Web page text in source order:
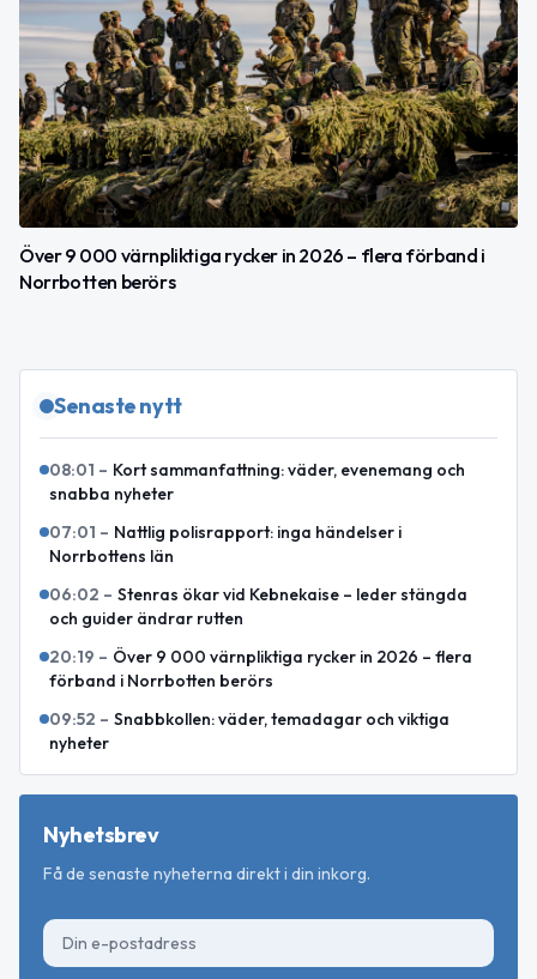
Över 9 000 värnpliktiga rycker in 2026 – flera förband i
Norrbotten berörs
Senaste nytt
08:01 – Kort sammanfattning: väder, evenemang och
snabba nyheter
07:01 – Nattlig polisrapport: inga händelser i
Norrbottens län
06:02 – Stenras ökar vid Kebnekaise – leder stängda
och guider ändrar rutten
20:19 – Över 9 000 värnpliktiga rycker in 2026 – flera
förband i Norrbotten berörs
09:52 – Snabbkollen: väder, temadagar och viktiga
nyheter
Nyhetsbrev
Få de senaste nyheterna direkt i din inkorg.